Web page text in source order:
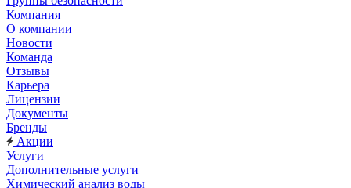
Компания
О компании
Новости
Команда
Отзывы
Карьера
Лицензии
Документы
Бренды
Акции
Услуги
Дополнительные услуги
Химический анализ воды